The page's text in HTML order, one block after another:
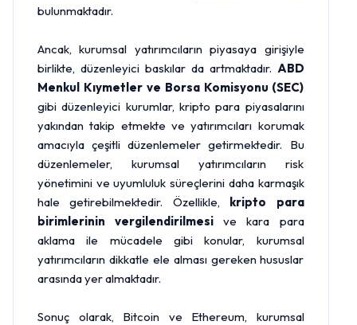
bulunmaktadır.
Ancak, kurumsal yatırımcıların piyasaya girişiyle
birlikte, düzenleyici baskılar da artmaktadır. ABD
Menkul Kıymetler ve Borsa Komisyonu (SEC)
gibi düzenleyici kurumlar, kripto para piyasalarını
yakından takip etmekte ve yatırımcıları korumak
amacıyla çeşitli düzenlemeler getirmektedir. Bu
düzenlemeler, kurumsal yatırımcıların risk
yönetimini ve uyumluluk süreçlerini daha karmaşık
hale getirebilmektedir. Özellikle, kripto para
birimlerinin vergilendirilmesi ve kara para
aklama ile mücadele gibi konular, kurumsal
yatırımcıların dikkatle ele alması gereken hususlar
arasında yer almaktadır.
Sonuç olarak, Bitcoin ve Ethereum, kurumsal